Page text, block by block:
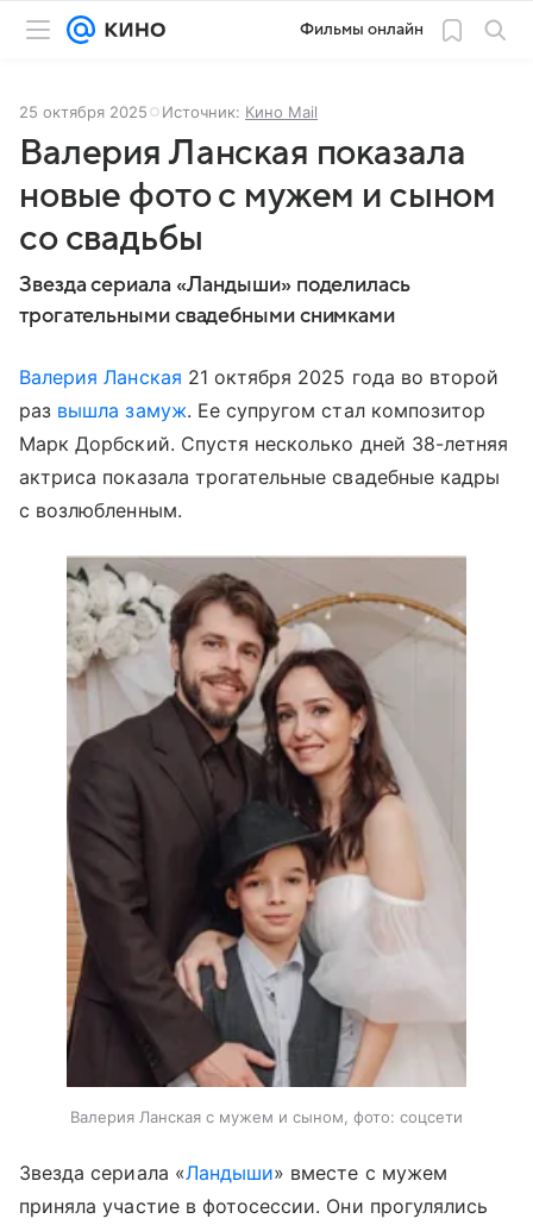
Фильмы онлайн
25 октября 2025 Источник: Кино Mail
Валерия Ланская показала
новые фото с мужем и сыном
со свадьбы
Звезда сериала «Ландыши» поделилась
трогательными свадебными снимками
Валерия Ланская 21 октября 2025 года во второй
раз вышла замуж. Ее супругом стал композитор
Марк Дорбский. Спустя несколько дней 38-летняя
актриса показала трогательные свадебные кадры
с возлюбленным.
Валерия Ланская с мужем и сыном, фото: соцсети
Звезда сериала «Ландыши» вместе с мужем
приняла участие в фотосессии. Они прогулялись